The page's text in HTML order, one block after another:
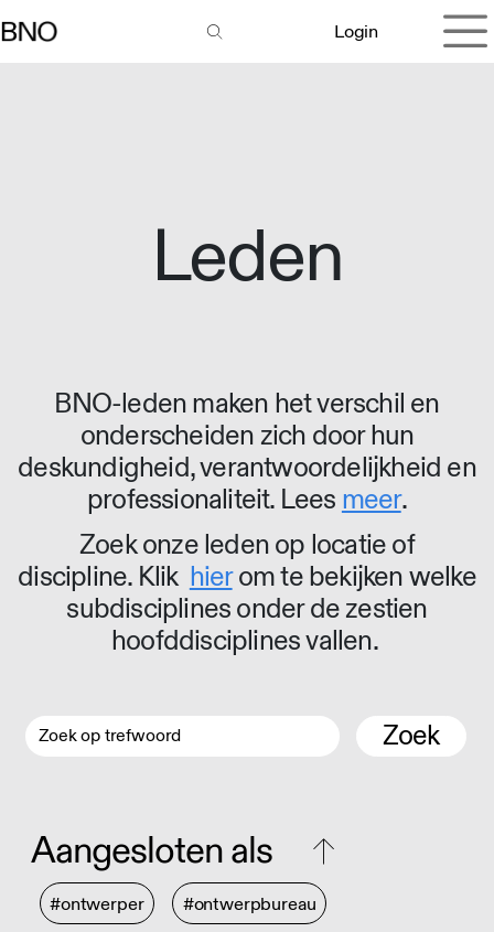
Login
Leden
BNO-leden maken het verschil en
onderscheiden zich door hun
deskundigheid, verantwoordelijkheid en
professionaliteit. Lees meer.
Zoek onze leden op locatie of
discipline. Klik hierom te bekijken welke
subdisciplines onder de zestien
hoofddisciplines vallen.
Zoek
Aangesloten als
#ontwerper #ontwerpbureau